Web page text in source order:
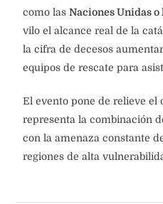
como las Naciones Unidas o
vilo el alcance real de la
la cifra de decesos
equipos de rescate para
El evento pone de relieve el
representa la combinación
con la amenaza constante
regiones de alta